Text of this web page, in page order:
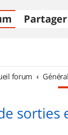
Partager
forum
sorties